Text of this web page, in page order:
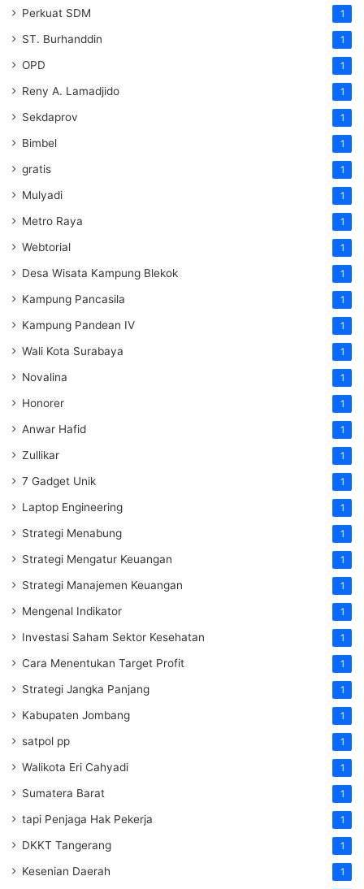
Perkuat SDM 1
ST. Burhanddin 1
OPD 1
Reny A. Lamadjido 1
Sekdaprov 1
Bimbel 1
gratis 1
Mulyadi 1
Metro Raya 1
Webtorial 1
Desa Wisata Kampung Blekok 1
Kampung Pancasila 1
Kampung Pandean IV 1
Wali Kota Surabaya 1
Novalina 1
Honorer 1
Anwar Hafid 1
Zullikar 1
7 Gadget Unik 1
Laptop Engineering 1
Strategi Menabung 1
Strategi Mengatur Keuangan 1
Strategi Manajemen Keuangan 1
Mengenal Indikator 1
Investasi Saham Sektor Kesehatan 1
Cara Menentukan Target Profit 1
Strategi Jangka Panjang 1
Kabupaten Jombang 1
satpol pp 1
Walikota Eri Cahyadi 1
Sumatera Barat 1
tapi Penjaga Hak Pekerja 1
DKKT Tangerang 1
Kesenian Daerah 1